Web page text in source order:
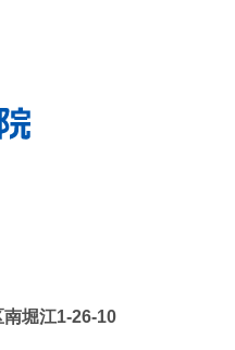
堀江1-26-10